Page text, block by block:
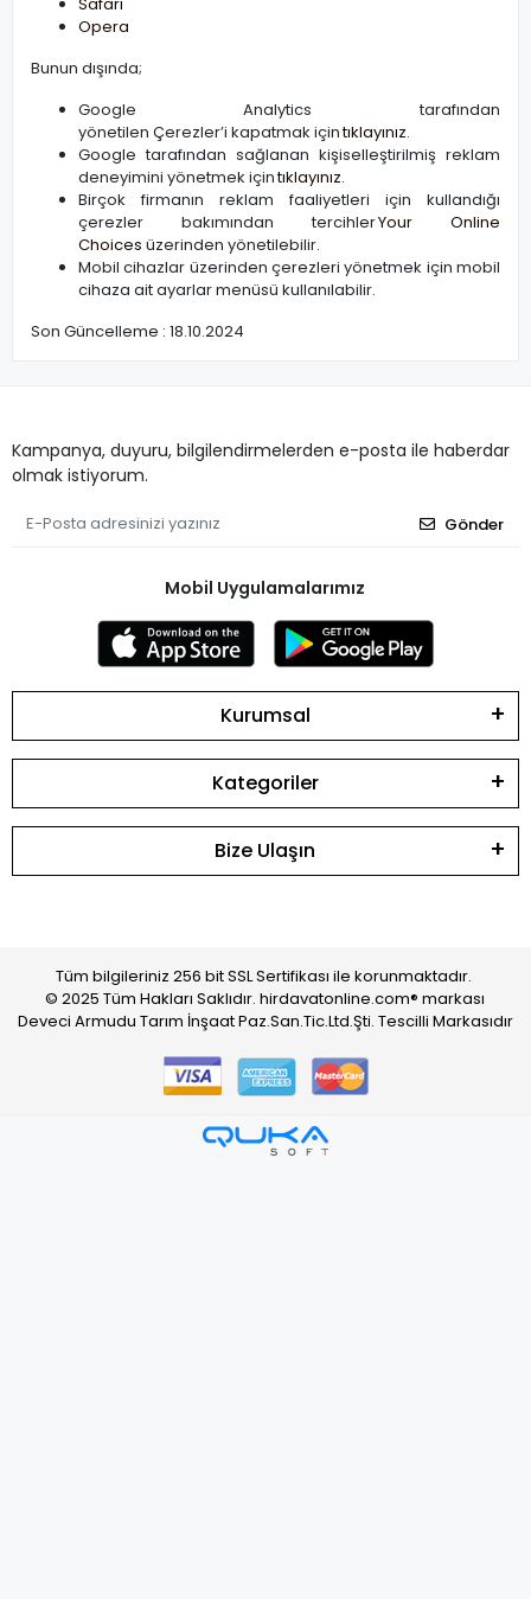
Opera
Bunun dışında;
Google Analytics tarafından
yönetilen Çerezler’i kapatmak içintıklayınız.
Google tarafından sağlanan kişiselleştirilmiş reklam
deneyimini yönetmek içintıklayınız.
Birçok firmanın reklam faaliyetleri için kullandığı
çerezler bakımından tercihlerYour Online
Choices üzerinden yönetilebilir.
Mobil cihazlar üzerinden çerezleri yönetmek için mobil
cihaza ait ayarlar menüsü kullanılabilir.
Son Güncelleme : 18.10.2024
Kampanya, duyuru, bilgilendirmelerden e-posta ile haberdar
olmak istiyorum.
Gönder
Mobil Uygulamalarımız
Kurumsal
Kategoriler
Bize Ulaşın
Tüm bilgileriniz 256 bit SSL Sertifikası ile korunmaktadır.
© 2025 Tüm Hakları Saklıdır. hirdavatonline.com® markası
Deveci Armudu Tarım İnşaat Paz.San.Tic.Ltd.Şti. Tescilli Markasıdır